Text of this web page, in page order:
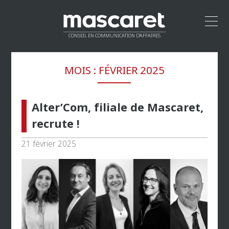
CONSEIL EN COMMUNICATION D’AFFAIRES
PROPOSITION DE VALEUR
RÉSEAU
CONTACT
MOIS : FÉVRIER 2025
Alter’Com, filiale de Mascaret,
recrute !
21 février 2025